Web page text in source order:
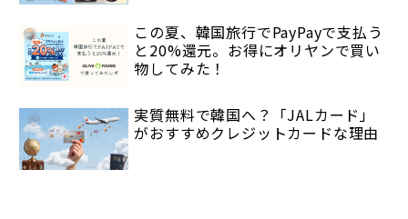
この夏、韓国旅行でPayPayで支払う
と20%還元。お得にオリヤンで買い
物してみた！
実質無料で韓国へ？「JALカード」
がおすすめクレジットカードな理由